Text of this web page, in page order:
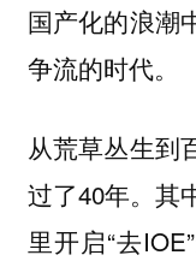
国产化的浪潮
争流的时代。
从荒草丛生到
过了40年。其
里开启“去